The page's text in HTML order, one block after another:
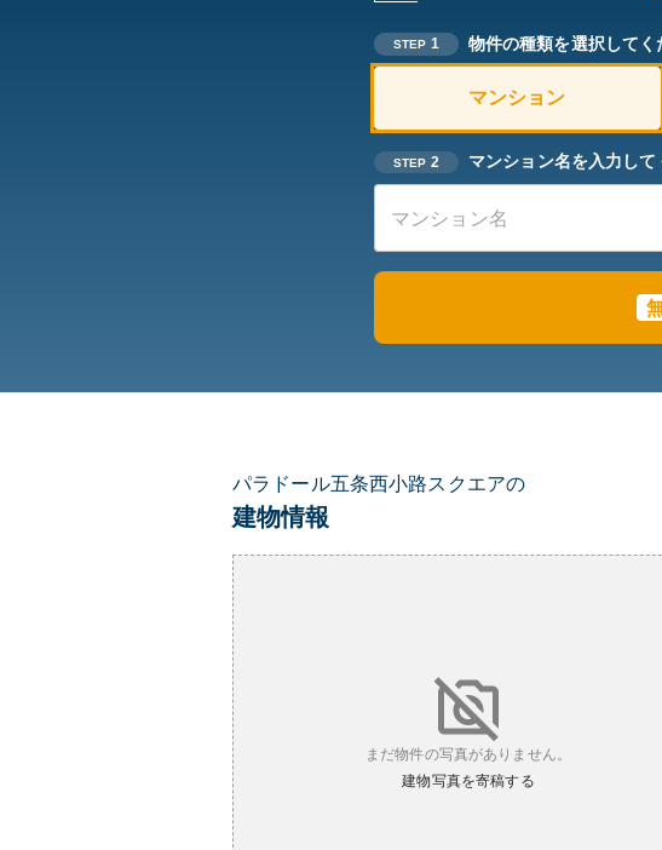
STEP 1 物件の種類を選択してく
マンション
STEP 2 マンション名を入力して
パラドール五条西小路スクエアの
建物情報
まだ物件の写真がありません。
建物写真を寄稿する